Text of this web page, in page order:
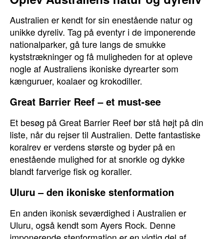
Australien er kendt for sin enestående natur og
unikke dyreliv. Tag på eventyr i de imponerende
nationalparker, gå ture langs de smukke
kyststrækninger og få muligheden for at opleve
nogle af Australiens ikoniske dyrearter som
kænguruer, koalaer og krokodiller.
Great Barrier Reef – et must-see
Et besøg på Great Barrier Reef bør stå højt på din
liste, når du rejser til Australien. Dette fantastiske
koralrev er verdens største og byder på en
enestående mulighed for at snorkle og dykke
blandt farverige fisk og koraller.
Uluru – den ikoniske stenformation
En anden ikonisk seværdighed i Australien er
Uluru, også kendt som Ayers Rock. Denne